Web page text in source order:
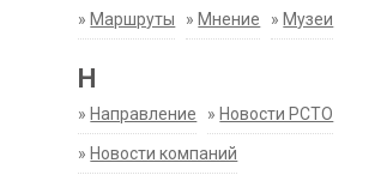
» Маршруты » Мнение » Музеи
Н
» Направление » Новости РСТО
» Новости компаний